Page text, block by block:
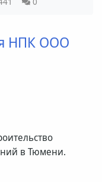
НПК ООО
в Тюмени.